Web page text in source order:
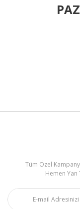
Tüm Özel
Hemen Yan